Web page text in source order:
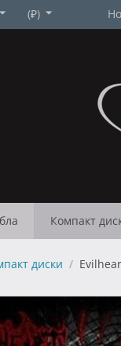
(₽)
Компакт
диски /